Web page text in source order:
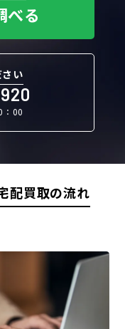
べる
い
：00
配買取の流れ